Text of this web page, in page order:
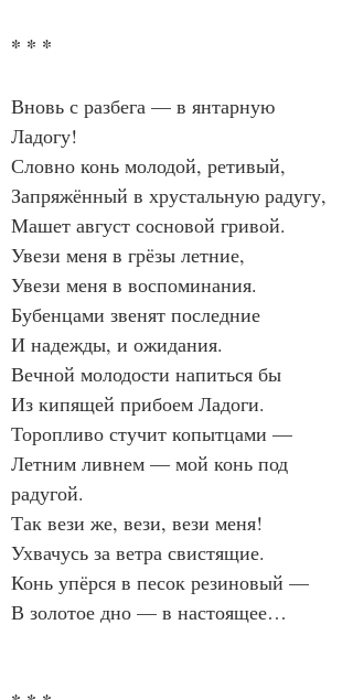
* * *
Вновь с разбега — в янтарную
Ладогу!
Словно конь молодой, ретивый,
Запряжённый в хрустальную радугу,
Машет август сосновой гривой.
Увези меня в грёзы летние,
Увези меня в воспоминания.
Бубенцами звенят последние
И надежды, и ожидания.
Вечной молодости напиться бы
Из кипящей прибоем Ладоги.
Торопливо стучит копытцами —
Летним ливнем — мой конь под
радугой.
Так вези же, вези, вези меня!
Ухвачусь за ветра свистящие.
Конь упёрся в песок резиновый —
В золотое дно — в настоящее…